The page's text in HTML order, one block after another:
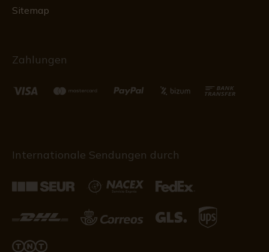
Sitemap
Zahlungen
Internationale Sendungen durch